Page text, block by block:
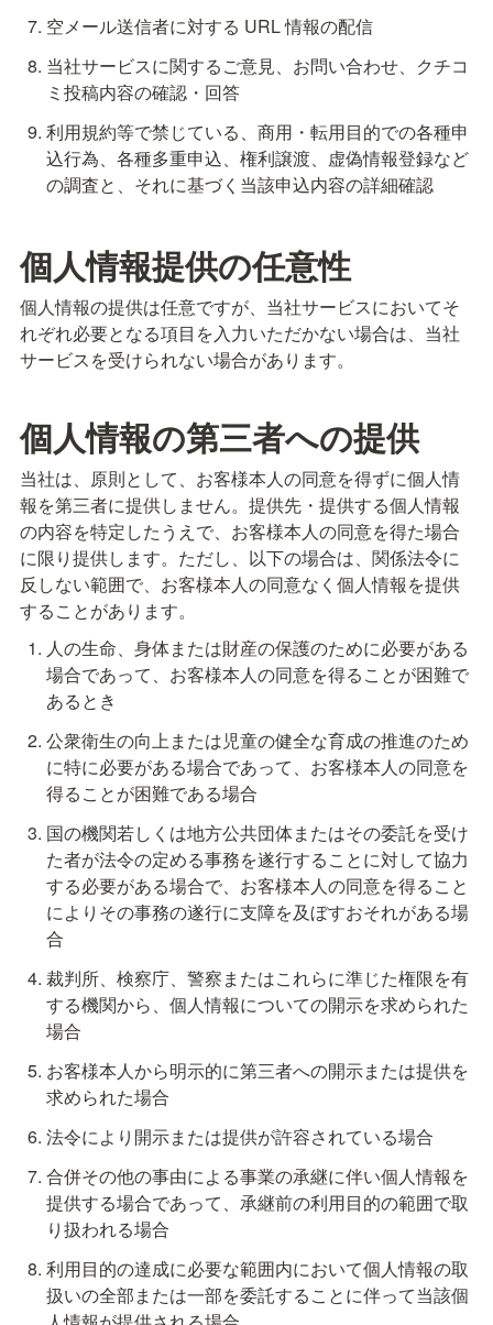
空メール送信者に対する URL 情報の配信
当社サービスに関するご意見、お問い合わせ、クチコ
ミ投稿内容の確認・回答
利用規約等で禁じている、商用・転用目的での各種申
込行為、各種多重申込、権利譲渡、虚偽情報登録など
の調査と、それに基づく当該申込内容の詳細確認
個人情報提供の任意性
個人情報の提供は任意ですが、当社サービスにおいてそ
れぞれ必要となる項目を入力いただかない場合は、当社
サービスを受けられない場合があります。
個人情報の第三者への提供
当社は、原則として、お客様本人の同意を得ずに個人情
報を第三者に提供しません。提供先・提供する個人情報
の内容を特定したうえで、お客様本人の同意を得た場合
に限り提供します。ただし、以下の場合は、関係法令に
反しない範囲で、お客様本人の同意なく個人情報を提供
することがあります。
人の生命、身体または財産の保護のために必要がある
場合であって、お客様本人の同意を得ることが困難で
あるとき
公衆衛生の向上または児童の健全な育成の推進のため
に特に必要がある場合であって、お客様本人の同意を
得ることが困難である場合
国の機関若しくは地方公共団体またはその委託を受け
た者が法令の定める事務を遂行することに対して協力
する必要がある場合で、お客様本人の同意を得ること
によりその事務の遂行に支障を及ぼすおそれがある場
合
裁判所、検察庁、警察またはこれらに準じた権限を有
する機関から、個人情報についての開示を求められた
場合
お客様本人から明示的に第三者への開示または提供を
求められた場合
法令により開示または提供が許容されている場合
合併その他の事由による事業の承継に伴い個人情報を
提供する場合であって、承継前の利用目的の範囲で取
り扱われる場合
利用目的の達成に必要な範囲内において個人情報の取
扱いの全部または一部を委託することに伴って当該個